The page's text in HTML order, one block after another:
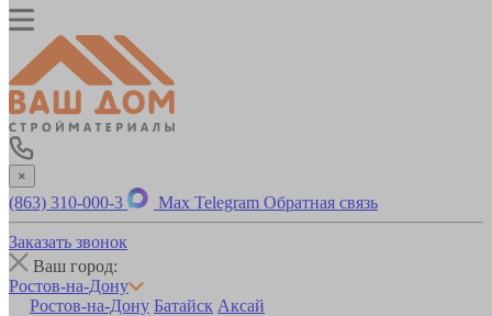
×
(863) 310-000-3 Max Telegram Обратная связь
Заказать звонок
Ваш город:
Ростов-на-Дону
Ростов-на-Дону Батайск Аксай